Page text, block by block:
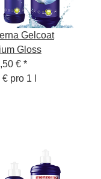
Gelcoat
Gloss
€ *
pro 1 l